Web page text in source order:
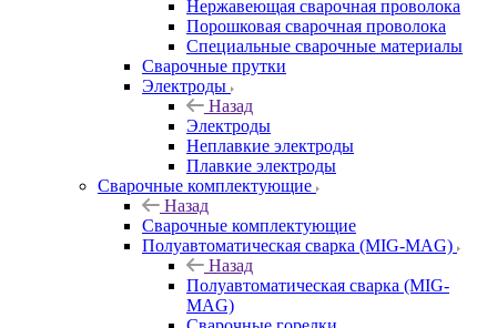
Нержавеющая сварочная проволока
Порошковая сварочная проволока
Специальные сварочные материалы
Сварочные прутки
Электроды
Назад
Электроды
Неплавкие электроды
Плавкие электроды
Сварочные комплектующие
Назад
Сварочные комплектующие
Полуавтоматическая сварка (MIG-MAG)
Назад
Полуавтоматическая сварка (MIG-
MAG)